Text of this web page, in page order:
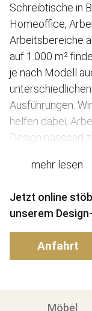
Schreibtische in
Homeoffice,
Arbeitsbereiche
auf 1.000 m²
je nach Modell
Ausführungen.
helfen dabei,
Design passend
mehr lesen
Jetzt online
unserem
Anfahrt
Möbel